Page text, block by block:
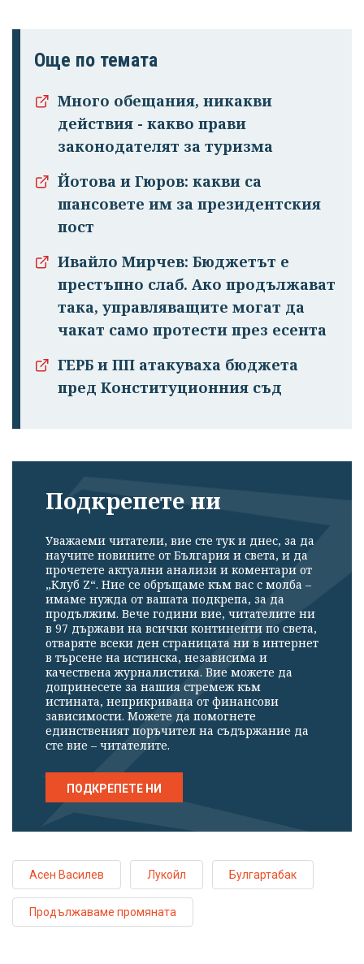
Още по темата
Много обещания, никакви
действия - какво прави
законодателят за туризма
Йотова и Гюров: какви са
шансовете им за президентския
пост
Ивайло Мирчев: Бюджетът е
престъпно слаб. Ако продължават
така, управляващите могат да
чакат само протести през есента
ГЕРБ и ПП атакуваха бюджета
пред Конституционния съд
Подкрепете ни
Уважаеми читатели, вие сте тук и днес, за да
научите новините от България и света, и да
прочетете актуални анализи и коментари от
„Клуб Z“. Ние се обръщаме към вас с молба –
имаме нужда от вашата подкрепа, за да
продължим. Вече години вие, читателите ни
в 97 държави на всички континенти по света,
отваряте всеки ден страницата ни в интернет
в търсене на истинска, независима и
качествена журналистика. Вие можете да
допринесете за нашия стремеж към
истината, неприкривана от финансови
зависимости. Можете да помогнете
единственият поръчител на съдържание да
сте вие – читателите.
ПОДКРЕПЕТЕ НИ
Асен Василев Лукойл Булгартабак
Продължаваме промяната